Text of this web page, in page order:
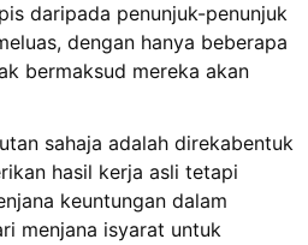
daripada penunjuk-penunjuk
dengan hanya beberapa
bermaksud mereka akan
sahaja adalah direkabentuk
hasil kerja asli tetapi
keuntungan dalam
menjana isyarat untuk